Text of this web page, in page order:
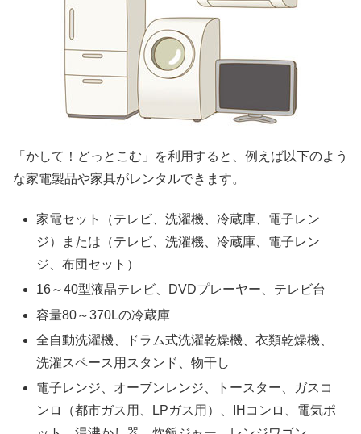
「かして！どっとこむ」を利用すると、例えば以下のよう
な家電製品や家具がレンタルできます。
家電セット（テレビ、洗濯機、冷蔵庫、電子レン
ジ）または（テレビ、洗濯機、冷蔵庫、電子レン
ジ、布団セット）
16～40型液晶テレビ、DVDプレーヤー、テレビ台
容量80～370Lの冷蔵庫
全自動洗濯機、ドラム式洗濯乾燥機、衣類乾燥機、
洗濯スペース用スタンド、物干し
電子レンジ、オーブンレンジ、トースター、ガスコ
ンロ（都市ガス用、LPガス用）、IHコンロ、電気ポ